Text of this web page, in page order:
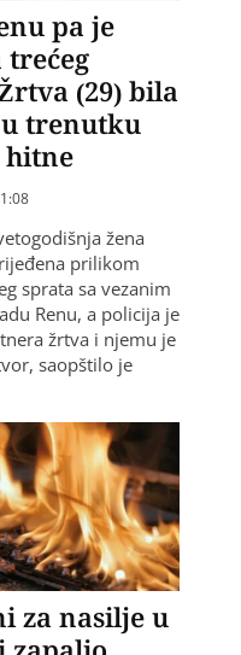
pa je
trećeg
(29) bila
trenutku
hitne
žena
prilikom
sprata sa vezanim
Renu, a policija je
žrtva i njemu je
saopštilo je
za nasilje u